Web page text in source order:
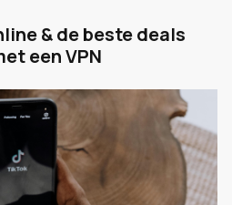
& de beste deals
een VPN